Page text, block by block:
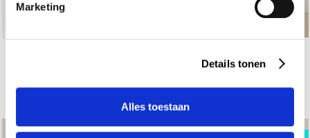
Marketing
Details tonen
Alles toestaan
Midi Rok Met